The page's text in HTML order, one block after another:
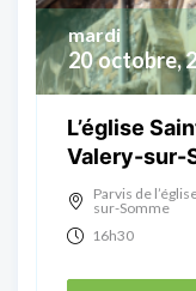
20 octobre,
mardi
L’église
Valery-sur-
Parvis de
sur-Somme
16h30